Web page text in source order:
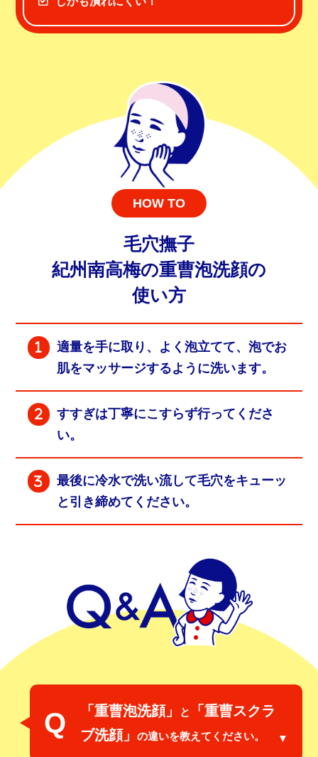
HOW TO
毛穴撫子
紀州南高梅の重曹泡洗顔の
使い方
適量を手に取り、よく泡立てて、泡でお
肌をマッサージするように洗います。
すすぎは丁寧にこすらず行ってくださ
い。
最後に冷水で洗い流して毛穴をキューッ
と引き締めてください。
Q 「重曹泡洗顔」 と
「重曹スクラ
ブ洗顔」の違いを教えてください。